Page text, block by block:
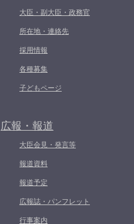
大臣・副大臣・政務官
所在地・連絡先
採用情報
各種募集
子どもページ
広報・報道
大臣会見・発言等
報道資料
報道予定
広報誌・パンフレット
行事案内